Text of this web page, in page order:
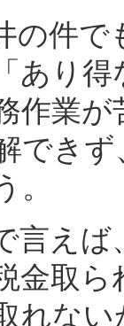
件で
あり
作業
でき
。
えば
金取
れな